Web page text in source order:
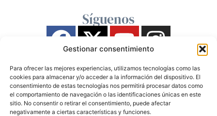
Gestionar consentimiento
Para ofrecer las mejores experiencias, utilizamos tecnologías como las
cookies para almacenar y/o acceder a la información del dispositivo. El
consentimiento de estas tecnologías nos permitirá procesar datos como
el comportamiento de navegación o las identificaciones únicas en este
sitio. No consentir o retirar el consentimiento, puede afectar
negativamente a ciertas características y funciones.
Síguenos